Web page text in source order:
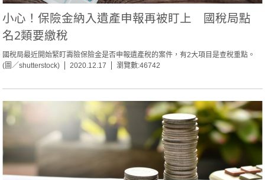
小心！保險金納入遺產申報再被盯上 國稅局點
名2類要繳稅
國稅局最近開始緊盯壽險保險金是否申報遺產稅的案件，有2大項目是查稅重點。
(圖／shutterstock)
2020.12.17 瀏覽數:46742